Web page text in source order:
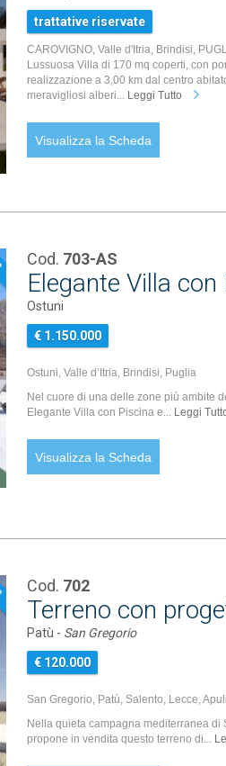
trattative riservate
CAROVIGNO, Valle d'Itria, Brindisi,
Lussuosa Villa di 170 mq coperti, con
realizzazione a 3,00 km dal centro
meravigliosi alberi... Leggi Tutto
Visualizza la Scheda
Cod. 703-AS
Elegante Villa
Ostuni
€ 1.150.000
Ostuni, Valle d’Itria, Brindisi, Puglia
Nel cuore di una delle zone più ambite
Elegante Villa con Piscina e... Leggi
Visualizza la Scheda
Cod. 702
Terreno con
Patù - San Gregorio
€ 120.000
San Gregorio, Patù, Salento, Lecce,
Nella quieta campagna mediterranea di
propone in vendita questo terreno di...